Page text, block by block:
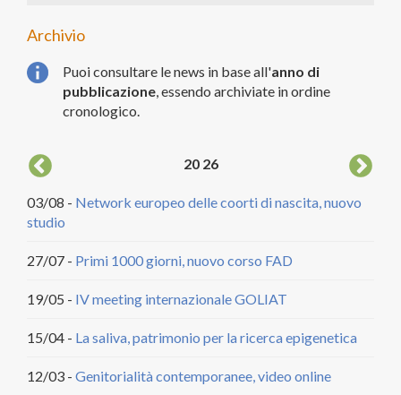
Archivio
Puoi consultare le news in base all'anno di
pubblicazione , essendo archiviate in ordine
cronologico.
20 26
03/08 - Network europeo delle coorti di nascita, nuovo
studio
27/07 - Primi 1000 giorni, nuovo corso FAD
19/05 - IV meeting internazionale GOLIAT
15/04 - La saliva, patrimonio per la ricerca epigenetica
12/03 - Genitorialità contemporanee, video online